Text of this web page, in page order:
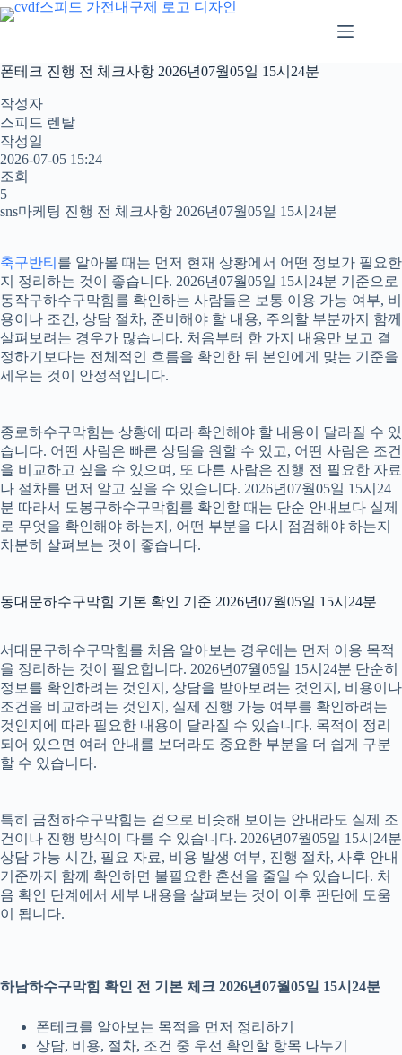
본
문
로
건
너
뛰
기
폰테크 진행 전 체크사항 2026년07월05일 15시24분
작성자
스피드 렌탈
작성일
2026-07-05 15:24
조회
5
sns마케팅 진행 전 체크사항 2026년07월05일 15시24분
축구반티 를 알아볼 때는 먼저 현재 상황에서 어떤 정보가 필요한
지 정리하는 것이 좋습니다. 2026년07월05일 15시24분 기준으로
동작구하수구막힘를 확인하는 사람들은 보통 이용 가능 여부, 비
용이나 조건, 상담 절차, 준비해야 할 내용, 주의할 부분까지 함께
살펴보려는 경우가 많습니다. 처음부터 한 가지 내용만 보고 결
정하기보다는 전체적인 흐름을 확인한 뒤 본인에게 맞는 기준을
세우는 것이 안정적입니다.
종로하수구막힘는 상황에 따라 확인해야 할 내용이 달라질 수 있
습니다. 어떤 사람은 빠른 상담을 원할 수 있고, 어떤 사람은 조건
을 비교하고 싶을 수 있으며, 또 다른 사람은 진행 전 필요한 자료
나 절차를 먼저 알고 싶을 수 있습니다. 2026년07월05일 15시24
분 따라서 도봉구하수구막힘를 확인할 때는 단순 안내보다 실제
로 무엇을 확인해야 하는지, 어떤 부분을 다시 점검해야 하는지
차분히 살펴보는 것이 좋습니다.
동대문하수구막힘 기본 확인 기준 2026년07월05일 15시24분
서대문구하수구막힘를 처음 알아보는 경우에는 먼저 이용 목적
을 정리하는 것이 필요합니다. 2026년07월05일 15시24분 단순히
정보를 확인하려는 것인지, 상담을 받아보려는 것인지, 비용이나
조건을 비교하려는 것인지, 실제 진행 가능 여부를 확인하려는
것인지에 따라 필요한 내용이 달라질 수 있습니다. 목적이 정리
되어 있으면 여러 안내를 보더라도 중요한 부분을 더 쉽게 구분
할 수 있습니다.
특히 금천하수구막힘는 겉으로 비슷해 보이는 안내라도 실제 조
건이나 진행 방식이 다를 수 있습니다. 2026년07월05일 15시24분
상담 가능 시간, 필요 자료, 비용 발생 여부, 진행 절차, 사후 안내
기준까지 함께 확인하면 불필요한 혼선을 줄일 수 있습니다. 처
음 확인 단계에서 세부 내용을 살펴보는 것이 이후 판단에 도움
이 됩니다.
하남하수구막힘 확인 전 기본 체크 2026년07월05일 15시24분
폰테크를 알아보는 목적을 먼저 정리하기
상담, 비용, 절차, 조건 중 우선 확인할 항목 나누기